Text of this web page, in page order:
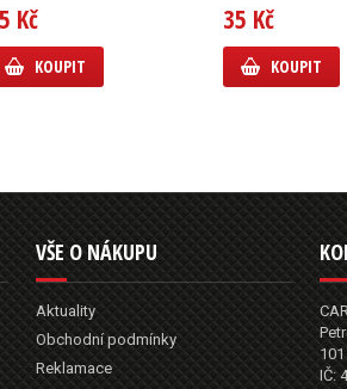
Kč
KOUPIT
35 Kč
KOUPIT
VŠE O NÁKUPU
Aktuality
Obchodní podmínky
Reklamace
IČ: